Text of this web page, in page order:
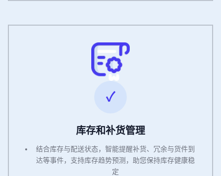
库存和补货管理
结合库存与配送状态，智能提醒补货、冗余与货件到
达等事件，支持库存趋势预测，助您保持库存健康稳
定